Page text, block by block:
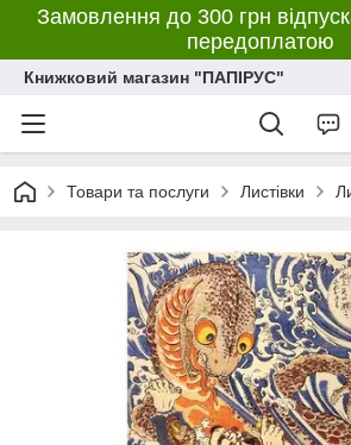
Замовлення до 300 грн
передоплатою
Книжковий магазин "ПАПІРУС"
Товари та послуги Листівки